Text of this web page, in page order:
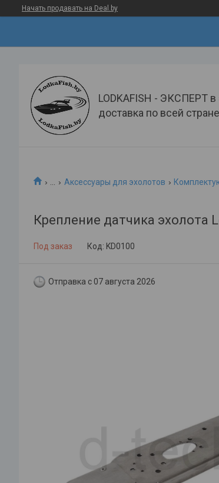
Начать продавать на Deal.by
LODKAFISH - ЭКСПЕРТ в
доставка по всей стране
Аксессуары для эхолотов
Крепление датчика эхолота
Под заказ Код: KD0100
Отправка с 07 августа 2026